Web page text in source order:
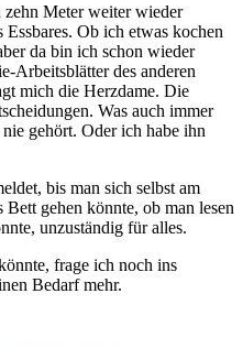
Meter weiter wieder
Ob ich etwas kochen
da bin ich schon wieder
Arbeitsblätter des anderen
mich die Herzdame. Die
Was auch immer
gehört. Oder ich habe ihn
bis man sich selbst am
gehen könnte, ob man lesen
unzuständig für alles.
frage ich noch ins
Bedarf mehr.